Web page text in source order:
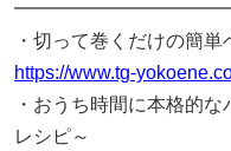
・切って巻くだけの簡
https://www.tg-
・おうち時間に本格的
レシピ～